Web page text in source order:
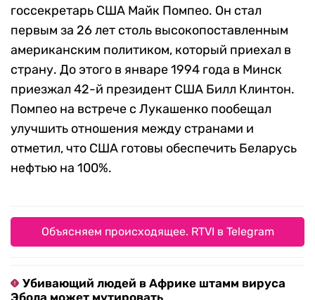
госсекретарь США Майк Помпео. Он стал
первым за 26 лет столь высокопоставленным
американским политиком, который приехал в
страну. До этого в январе 1994 года в Минск
приезжал 42-й президент США Билл Клинтон.
Помпео на встрече с Лукашенко пообещал
улучшить отношения между странами и
отметил, что США готовы обеспечить Беларусь
нефтью на 100%.
Объясняем происходящее. RTVI в Telegram
Убивающий людей в Африке штамм вируса